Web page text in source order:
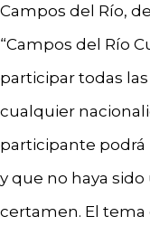
Campos del Río,
“Campos del Río
participar todas
cualquier
participante podrá
y que no haya
certamen. El tema